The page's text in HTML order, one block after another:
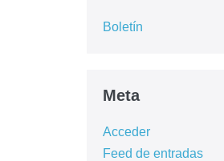
Boletín
Meta
Acceder
Feed de entradas